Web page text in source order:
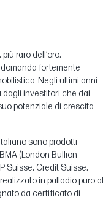
raro dell’oro,
fortemente
Negli ultimi anni
dagli investitori che dai
potenziale di crescita
sono prodotti
(London Bullion
Suisse, Credit Suisse,
in palladio puro al
da certificato di